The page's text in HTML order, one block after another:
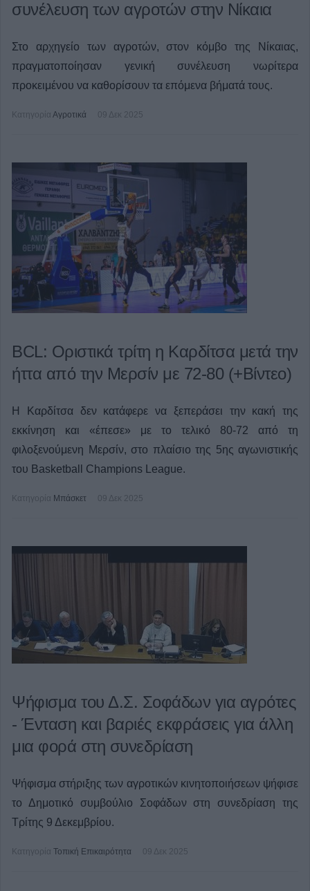
συνέλευση των αγροτών στην Νίκαια
Στο αρχηγείο των αγροτών, στον κόμβο της Νίκαιας,
πραγματοποίησαν γενική συνέλευση νωρίτερα
προκειμένου να καθορίσουν τα επόμενα βήματά τους.
Κατηγορία Αγροτικά 09 Δεκ 2025
BCL: Οριστικά τρίτη η Καρδίτσα μετά την
ήττα από την Μερσίν με 72-80 (+Βίντεο)
Η Καρδίτσα δεν κατάφερε να ξεπεράσει την κακή της
εκκίνηση και «έπεσε» με το τελικό 80-72 από τη
φιλοξενούμενη Μερσίν, στο πλαίσιο της 5ης αγωνιστικής
του Basketball Champions League.
Κατηγορία Μπάσκετ 09 Δεκ 2025
Ψήφισμα του Δ.Σ. Σοφάδων για αγρότες
- Ένταση και βαριές εκφράσεις για άλλη
μια φορά στη συνεδρίαση
Ψήφισμα στήριξης των αγροτικών κινητοποιήσεων ψήφισε
το Δημοτικό συμβούλιο Σοφάδων στη συνεδρίαση της
Τρίτης 9 Δεκεμβρίου.
Κατηγορία Τοπική Επικαιρότητα 09 Δεκ 2025